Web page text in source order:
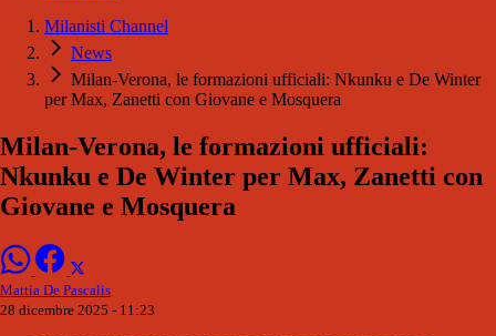
Milanisti Channel
News
Milan-Verona, le formazioni ufficiali: Nkunku e De Winter
per Max, Zanetti con Giovane e Mosquera
Milan-Verona, le formazioni ufficiali:
Nkunku e De Winter per Max, Zanetti con
Giovane e Mosquera
Mattia De Pascalis
28 dicembre 2025 - 11:23